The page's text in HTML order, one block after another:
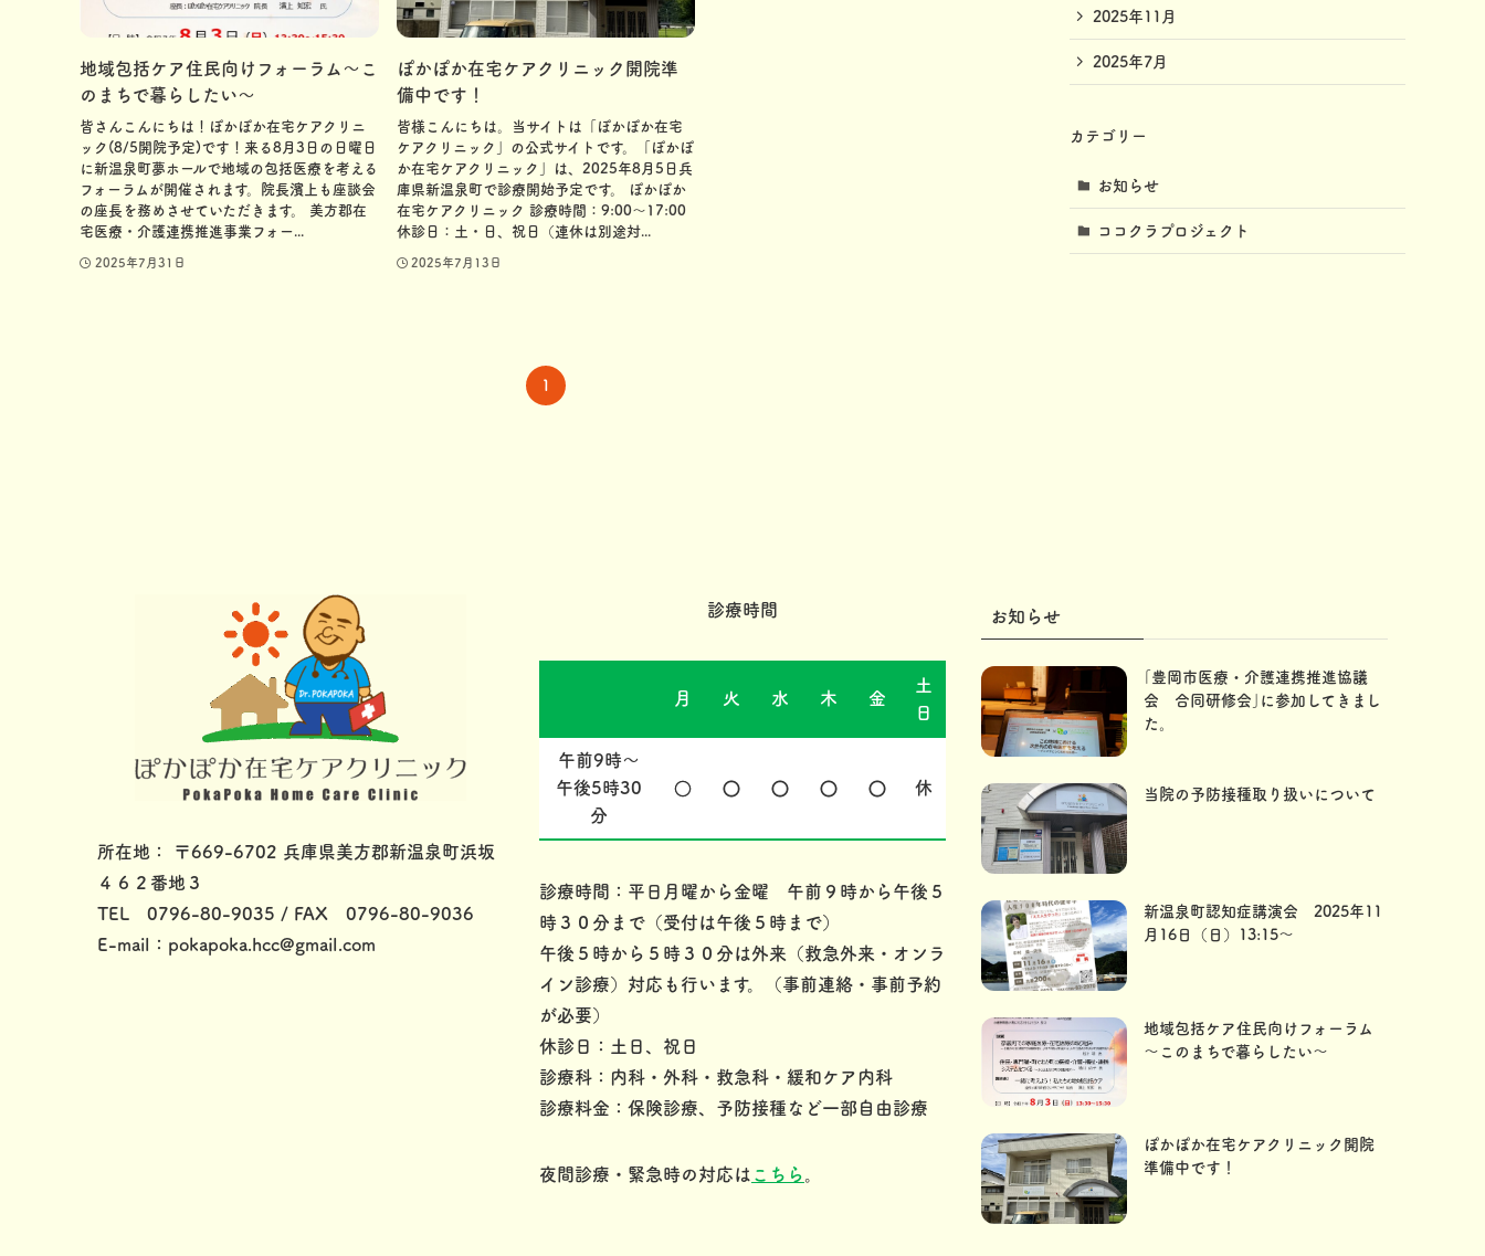
地域包括ケア住民向けフォーラム～こ
のまちで暮らしたい～
皆さんこんにちは！ぽかぽか在宅ケアクリニ
ック(8/5開院予定)です！来る8月3日の日曜日
に新温泉町夢ホールで地域の包括医療を考える
フォーラムが開催されます。院長濱上も座談会
の座長を務めさせていただきます。 美方郡在
宅医療・介護連携推進事業フォー...
2025年7月31日
ぽかぽか在宅ケアクリニック開院準
備中です！
皆様こんにちは。当サイトは「ぽかぽか在宅
ケアクリニック」の公式サイトです。「ぽかぽ
か在宅ケアクリニック」は、2025年8月5日兵
庫県新温泉町で診療開始予定です。 ぽかぽか
在宅ケアクリニック 診療時間：9:00〜17:00
休診日：土・日、祝日（連休は別途対...
2025年7月13日
1
2025年11月
2025年7月
カテゴリー
お知らせ
ココクラプロジェクト
所在地： 〒669-6702 兵庫県美方郡新温泉町浜坂
４６２番地３
TEL 0796-80-9035 / FAX 0796-80-9036
E-mail：pokapoka.hcc@gmail.com
診療時間
月 火 水 木 金
土
日
午前9時～
午後5時30
分
休
診療時間：平日月曜から金曜 午前９時から午後５
時３０分まで（受付は午後５時まで）
午後５時から５時３０分は外来（救急外来・オンラ
イン診療）対応も行います。（事前連絡・事前予約
が必要）
休診日：土日、祝日
診療科：内科・外科・救急科・緩和ケア内科
診療料金：保険診療、予防接種など一部自由診療
夜間診療・緊急時の対応は こちら
お知らせ
｢豊岡市医療・介護連携推進協議
会 合同研修会｣に参加してきまし
た。
当院の予防接種取り扱いについて
新温泉町認知症講演会 2025年11
月16日（日）13:15〜
地域包括ケア住民向けフォーラム
～このまちで暮らしたい～
ぽかぽか在宅ケアクリニック開院
準備中です！